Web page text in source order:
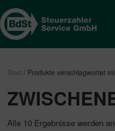
Start / Produkte verschlagwortet
Alle 10 Ergebnisse werden